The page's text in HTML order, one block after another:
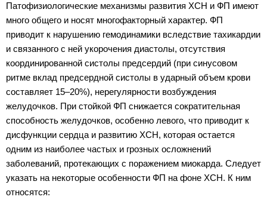
Патофизиологические механизмы развития ХСН и ФП имеют
много общего и носят многофакторный характер. ФП
приводит к нарушению гемодинамики вследствие тахикардии
и связанного с ней укорочения диастолы, отсутствия
координированной систолы предсердий (при синусовом
ритме вклад предсердной систолы в ударный объем крови
составляет 15–20%), нерегулярности возбуждения
желудочков. При стойкой ФП снижается сократительная
способность желудочков, особенно левого, что приводит к
дисфункции сердца и развитию ХСН, которая остается
одним из наиболее частых и грозных осложнений
заболеваний, протекающих с поражением миокарда. Следует
указать на некоторые особенности ФП на фоне ХСН. К ним
относятся: